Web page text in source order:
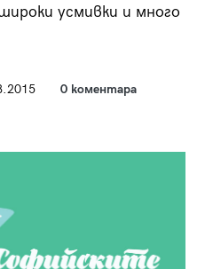
усмивки и много
0 коментара